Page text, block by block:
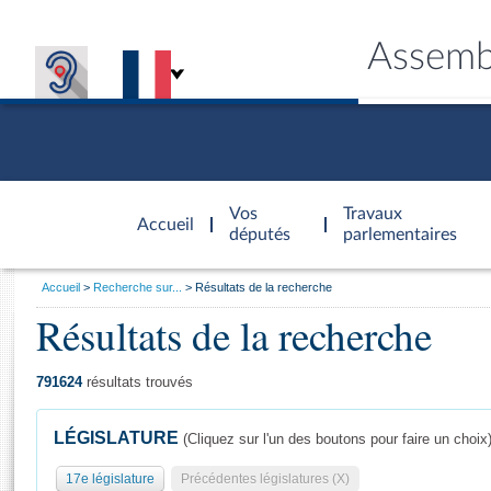
Accueil
d'accueil
Vos
députés
Travaux
parlementaires
Général
Vous
Accueil Recherche sur... Résultats de la recherche
Résultats de la recherche
791624résultats trouvés
LÉGISLATURE (Cliquez sur l'un des boutons pour faire un choix)
17e législature Précédentes législatures (X)